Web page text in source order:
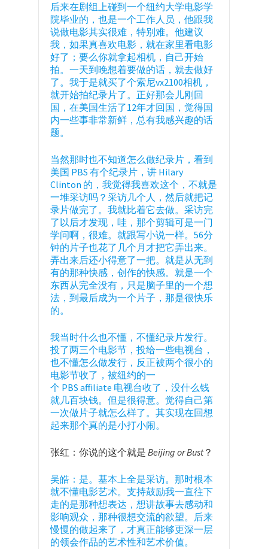
后来在剧组上碰到一个纽约大学电影学
院毕业的，也是一个工作人员，他跟我
说做电影其实很难，特别难。他建议
我，如果真喜欢电影，就在家里看电影
好了；要么你就拿起相机，自己开始
拍。一天到晚想着要做的话，就去做好
了。我于是就买了个索尼vx2100相机，
就开始拍纪录片了。正好那会儿刚回
国，在美国生活了12年才回国，觉得国
内一些事非常新鲜，总有我感兴趣的话
题。
当然那时也不知道怎么做纪录片，看到
美国 PBS 有个纪录片，讲 Hilary
Clinton 的，我觉得我喜欢这个，不就是
一堆采访吗？采访几个人，然后就把记
录片做完了。我就比着它去做。采访完
了以后才发现，哇，那个剪辑可是一门
学问啊，很难。就跟写小说一样。56分
钟的片子也花了几个月才把它弄出来。
弄出来后还小得意了一把。就是从无到
有的那种快感，创作的快感。就是一个
东西从完全没有，只是脑子里的一个想
法，到最后成为一个片子，那是很快乐
的。
我当时什么也不懂，不懂纪录片发行。
投了两三个电影节，投给一些电视台，
也不懂怎么做发行，反正被两个很小的
电影节收了，被纽约的一
个 PBS affiliate 电视台收了，没什么钱
就几百块钱。但是很得意。觉得自己第
一次做片子就怎么样了。其实现在回想
起来那个真的是小打小闹。
张红：你说的这个就是 Beijing orBust？
吴皓：是。基本上全是采访。那时根本
就不懂电影艺术。支持鼓励我一直往下
走的是那种想表达，想讲故事去感动和
影响观众，那种很想交流的欲望。后来
慢慢的做起来了，才真正能够更深一层
的领会作品的艺术性和艺术价值。